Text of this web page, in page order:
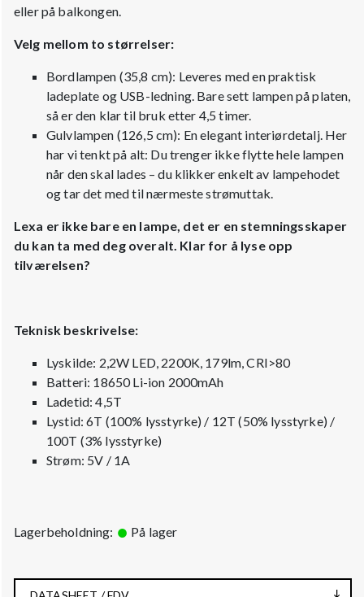
eller på balkongen.
Velg mellom to størrelser:
Bordlampen (35,8 cm): Leveres med en praktisk
ladeplate og USB-ledning. Bare sett lampen på platen,
så er den klar til bruk etter 4,5 timer.
Gulvlampen (126,5 cm): En elegant interiørdetalj. Her
har vi tenkt på alt: Du trenger ikke flytte hele lampen
når den skal lades – du klikker enkelt av lampehodet
og tar det med til nærmeste strømuttak.
Lexa er ikke bare en lampe, det er en stemningsskaper
du kan ta med deg overalt. Klar for å lyse opp
tilværelsen?
Teknisk beskrivelse:
Lyskilde: 2,2W LED, 2200K, 179lm, CRI>80
Batteri: 18650 Li-ion 2000mAh
Ladetid: 4,5T
Lystid: 6T (100% lysstyrke) / 12T (50% lysstyrke) /
100T (3% lysstyrke)
Strøm: 5V / 1A
Lagerbeholdning: På lager